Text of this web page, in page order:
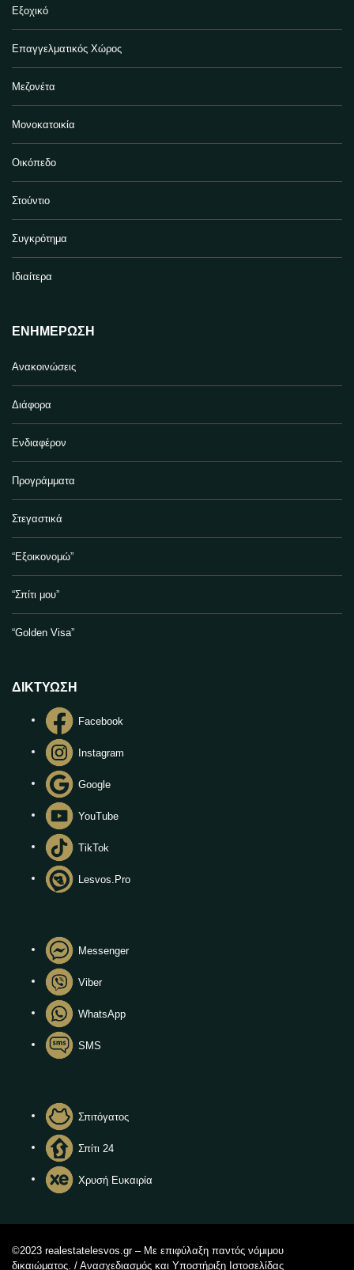
Εξοχικό
Επαγγελματικός Χώρος
Μεζονέτα
Μονοκατοικία
Οικόπεδο
Στούντιο
Συγκρότημα
Ιδιαίτερα
ΕΝΗΜΈΡΩΣΗ
Ανακοινώσεις
Διάφορα
Ενδιαφέρον
Προγράμματα
Στεγαστικά
“Εξοικονομώ”
“Σπίτι μου”
“Golden Visa”
ΔΙΚΤΥΩΣΗ
Facebook
Instagram
Google
YouTube
TikTok
Lesvos.Pro
Messenger
Viber
WhatsApp
SMS
Σπιτόγατος
Σπίτι 24
Χρυσή Ευκαιρία
©2023 realestatelesvos.gr – Με επιφύλαξη παντός νόμιμου
δικαιώματος. / Ανασχεδιασμός και Υποστήριξη Ιστοσελίδας